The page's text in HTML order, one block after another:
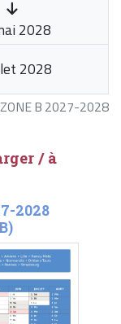
B 2027-2028
2028
2028
/ à
2028